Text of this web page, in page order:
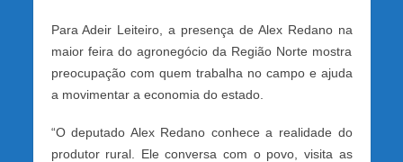
Para Adeir Leiteiro, a presença de Alex Redano na
maior feira do agronegócio da Região Norte mostra
preocupação com quem trabalha no campo e ajuda
a movimentar a economia do estado.
“O deputado Alex Redano conhece a realidade do
produtor rural. Ele conversa com o povo, visita as